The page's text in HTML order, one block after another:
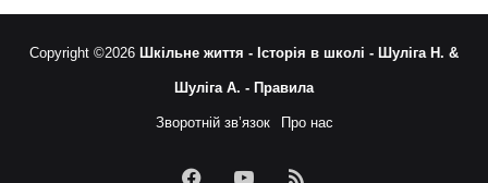
Copyright ©2026 Шкільне життя - Історія в школі - Шуліга Н. &
Шуліга А. - Правила
Зворотній зв’язок Про нас
FacebookYouTubeRSS